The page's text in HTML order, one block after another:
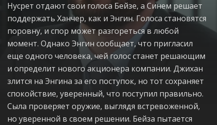
Нусрет отдают свои голоса Бейзе, а Синем решает
поддержать Ханчер, как и Энгин. Голоса становятся
поровну, и спор может разгореться в любой
момент. Однако Энгин сообщает, что пригласил
еще одного человека, чей голос станет решающим
и определит нового акционера компании. Джихан
злится на Энгина за его поступок, но тот сохраняет
спокойствие, уверенный, что поступил правильно.
Сыла проверяет оружие, выглядя встревоженной,
но уверенной в своем решении. Бейза пытается